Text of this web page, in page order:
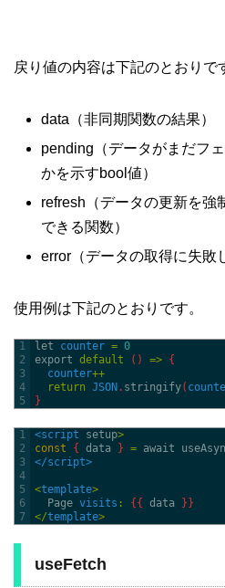
戻り値の内容は下記のとおりで
data（非同期関数の結果）
pending（データがまだフ
かを示すbool値）
refresh（データの更新を強
できる関数）
error（データの取得に失敗
使用例は下記のとおりです。
1
2
3
4
5
let counter = 0
export default ( ) => {
counter++
return JSON. stringify(
}
1
2
3
4
5
6
7
<script setup>
const
{ data } = await
</script>
<template>
Page visits : {{ data }}
</template>
useFetch